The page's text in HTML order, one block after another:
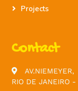
Projects
Contact
RIO DE JANEIRO -